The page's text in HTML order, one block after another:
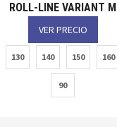
ROLL-LINE VARIANT M
VER PRECIO
130 140 150 160
90